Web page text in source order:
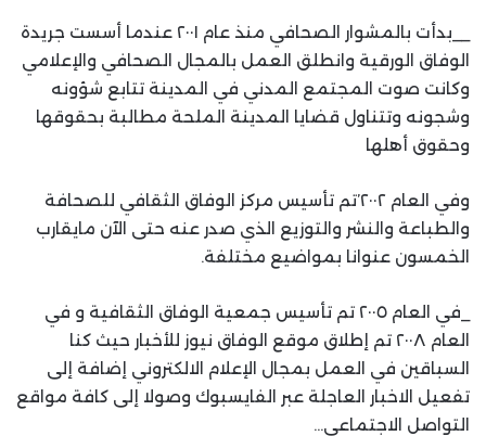
__بدأت بالمشوار الصحافي منذ عام ٢٠٠١ عندما أسست جريدة
الوفاق الورقية وانطلق العمل بالمجال الصحافي والإعلامي
وكانت صوت المجتمع المدني في المدينة تتابع شؤونه
وشجونه وتتناول قضايا المدينة الملحة مطالبة بحقوقها
وحقوق أهلها
وفي العام ٢٠٠٢’تم تأسيس مركز الوفاق الثقافي للصحافة
والطباعة والنشر والتوزيع الذي صدر عنه حتى الآن مايقارب
الخمسون عنوانا بمواضيع مختلفة.
_في العام ٢٠٠٥ تم تأسيس جمعية الوفاق الثقافية و في
العام ٢٠٠٨ تم إطلاق موقع الوفاق نيوز للأخبار حيث كنا
السباقين في العمل بمجال الإعلام الالكتروني إضافة إلى
تفعيل الاخبار العاجلة عبر الفايسبوك وصولا إلى كافة مواقع
التواصل الاجتماعي…